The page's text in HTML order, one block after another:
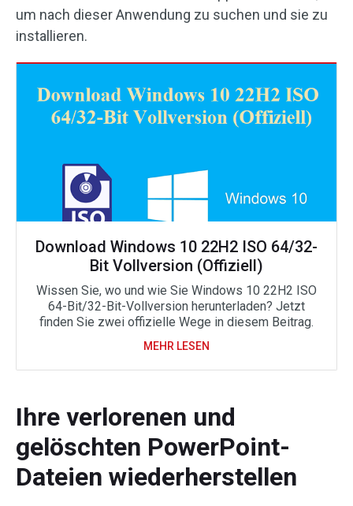
um nach dieser Anwendung zu suchen und sie zu
installieren.
Download Windows 10 22H2 ISO 64/32-
Bit Vollversion (Offiziell)
Wissen Sie, wo und wie Sie Windows 10 22H2 ISO
64-Bit/32-Bit-Vollversion herunterladen? Jetzt
finden Sie zwei offizielle Wege in diesem Beitrag.
MEHR LESEN
Ihre verlorenen und
gelöschten PowerPoint-
Dateien wiederherstellen